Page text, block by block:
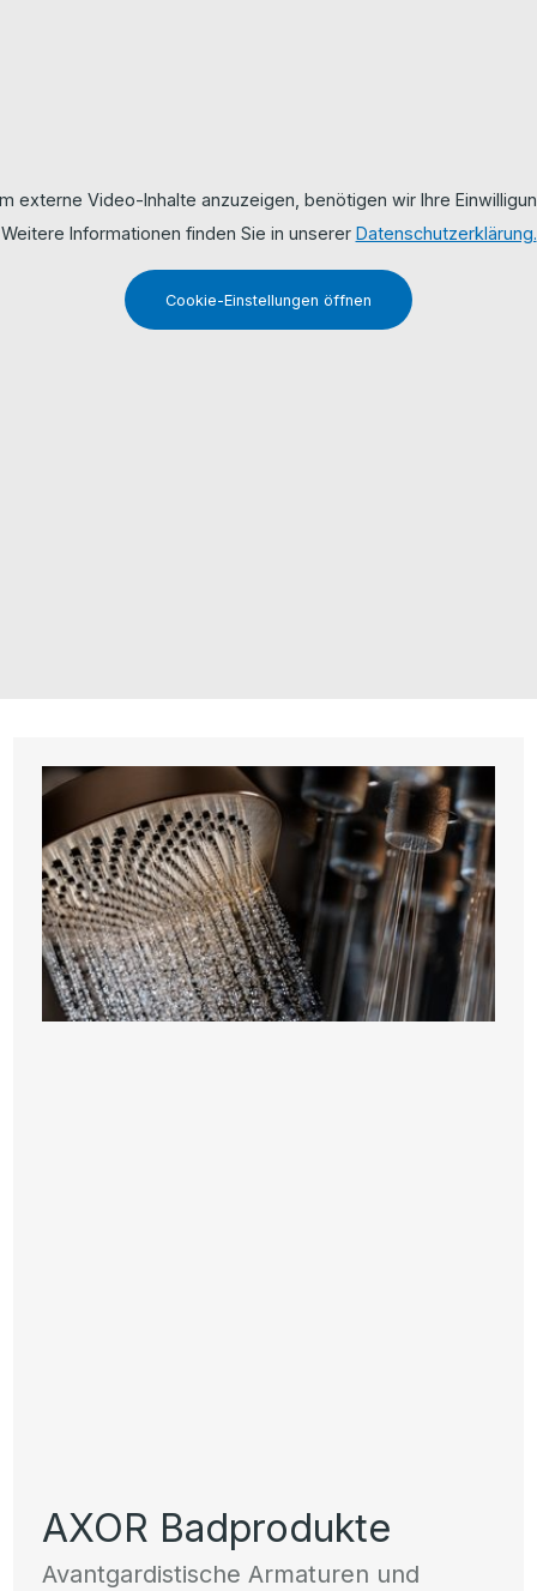
externe Video-Inhalte anzuzeigen, benötigen wir Ihre
Weitere Informationen finden Sie in unserer Datenschutzerklärung.
Cookie-Einstellungen öffnen
AXOR Badprodukte
Avantgardistische Armaturen und